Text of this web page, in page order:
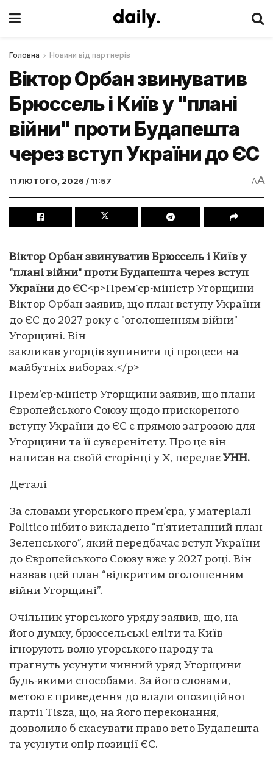
Головна Новини від партнерів
Віктор Орбан звинуватив
Брюссель і Київ у "плані
війни" проти Будапешта
через вступ України до ЄС
11 ЛЮТОГО, 2026 / 11:57 AA
Віктор Орбан звинуватив Брюссель і Київ у
"плані війни" проти Будапешта через вступ
України до ЄС<p>Прем'єр-міністр Угорщини
Віктор Орбан заявив, що план вступу України
до ЄС до 2027 року є "оголошенням війни"
Угорщині. Він
закликав угорців зупинити ці процеси на
майбутніх виборах.</p>
Прем’єр-міністр Угорщини заявив, що плани
Європейського Союзу щодо прискореного
вступу України до ЄС є прямою загрозою для
Угорщини та її суверенітету. Про це він
написав на своїй сторінці у Х, передає УНН.
Деталі
За словами угорського прем’єра, у матеріалі
Politico нібито викладено “п’ятиетапний план
Зеленського”, який передбачає вступ України
до Європейського Союзу вже у 2027 році. Він
назвав цей план “відкритим оголошенням
війни Угорщині”.
Очільник угорського уряду заявив, що, на
його думку, брюссельські еліти та Київ
ігнорують волю угорського народу та
прагнуть усунути чинний уряд Угорщини
будь-якими способами. За його словами,
метою є приведення до влади опозиційної
партії Tisza, що, на його переконання,
дозволило б скасувати право вето Будапешта
та усунути опір позиції ЄС.